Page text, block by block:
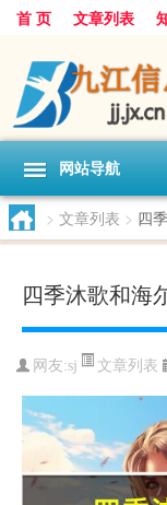
首 页 文章列表
网站导航
> 文章列表 > 四
四季沐歌和海
网友:sj 文章列表